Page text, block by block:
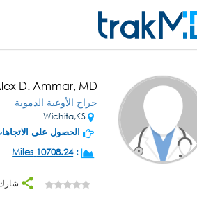
D. Ammar, MD
جراح الأوعية الدموية
Wichita,KS
الحصول على
:
10708.24 Miles